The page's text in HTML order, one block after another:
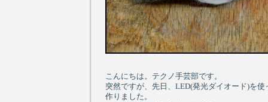
こんにちは。テクノ手芸部です。
突然ですが、先日、LED(発光ダイオード)を
作りました。